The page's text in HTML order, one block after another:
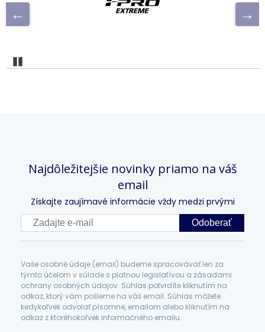
Najdôležitejšie novinky priamo na váš
email
Získajte zaujímavé informácie vždy medzi prvými
Odoberať
Vaše osobné údaje (email) budeme spracovávať len za
týmto účelom v súlade s platnou legislatívou a zásadami
ochrany osobných údajov. Súhlas potvrdíte kliknutím na
odkaz, ktorý vám pošleme na váš email. Súhlas môžete
kedykoľvek odvolať písomne, emailom alebo kliknutím na
odkaz z ktoréhokoľvek informačného emailu.